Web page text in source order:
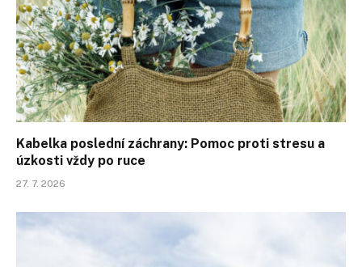
Kabelka poslední záchrany: Pomoc proti stresu a
úzkosti vždy po ruce
27. 7. 2026